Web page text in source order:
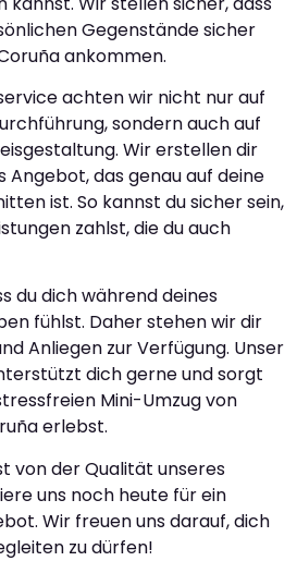
Gegenstände sicher
ankommen.
achten wir nicht nur auf
sondern auch auf
Wir erstellen dir
Angebot, das genau auf deine
ist. So kannst du sicher sein,
zahlst, die du auch
du dich während deines
fühlst. Daher stehen wir dir
Anliegen zur Verfügung. Unser
dich gerne und sorgt
Mini-Umzug von
erlebst.
von der Qualität unseres
uns noch heute für ein
Wir freuen uns darauf, dich
zu dürfen!